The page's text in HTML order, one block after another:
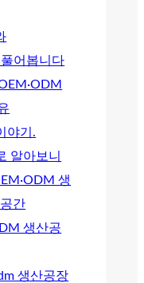
어봅니다
야기.
알아보니
생
간
생산공
생산공장